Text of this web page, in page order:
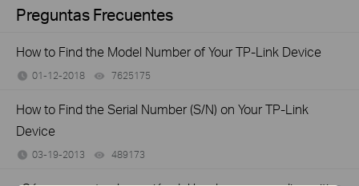
Preguntas Frecuentes
How to Find the Model Number of Your TP-Link Device
01-12-2018 7625175
How to Find the Serial Number (S/N) on Your TP-Link
Device
03-19-2013 489173